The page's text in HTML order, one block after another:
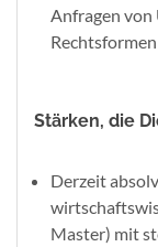
Anfragen von
Rechtsformen
Stärken, die
Derzeit
Master) mit